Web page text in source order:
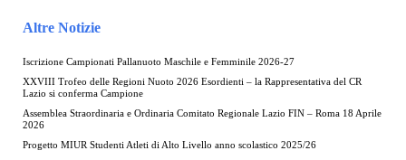
Altre Notizie
Iscrizione Campionati Pallanuoto Maschile e Femminile 2026-27
XXVIII Trofeo delle Regioni Nuoto 2026 Esordienti – la Rappresentativa del CR
Lazio si conferma Campione
Assemblea Straordinaria e Ordinaria Comitato Regionale Lazio FIN – Roma 18 Aprile
2026
Progetto MIUR Studenti Atleti di Alto Livello anno scolastico 2025/26